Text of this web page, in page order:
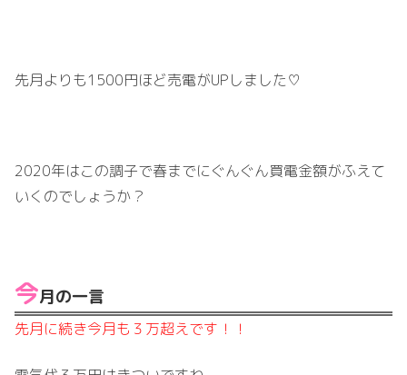
先月よりも1500円ほど売電がUPしました♡
2020年はこの調子で春までにぐんぐん買電金額がふえて
いくのでしょうか？
今月の一言
先月に続き今月も３万超えです！！